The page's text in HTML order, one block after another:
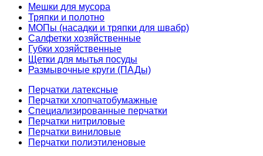
Мешки для мусора
Тряпки и полотно
МОПы (насадки и тряпки для швабр)
Салфетки хозяйственные
Губки хозяйственные
Щетки для мытья посуды
Размывочные круги (ПАДы)
Перчатки латексные
Перчатки хлопчатобумажные
Специализированные перчатки
Перчатки нитриловые
Перчатки виниловые
Перчатки полиэтиленовые